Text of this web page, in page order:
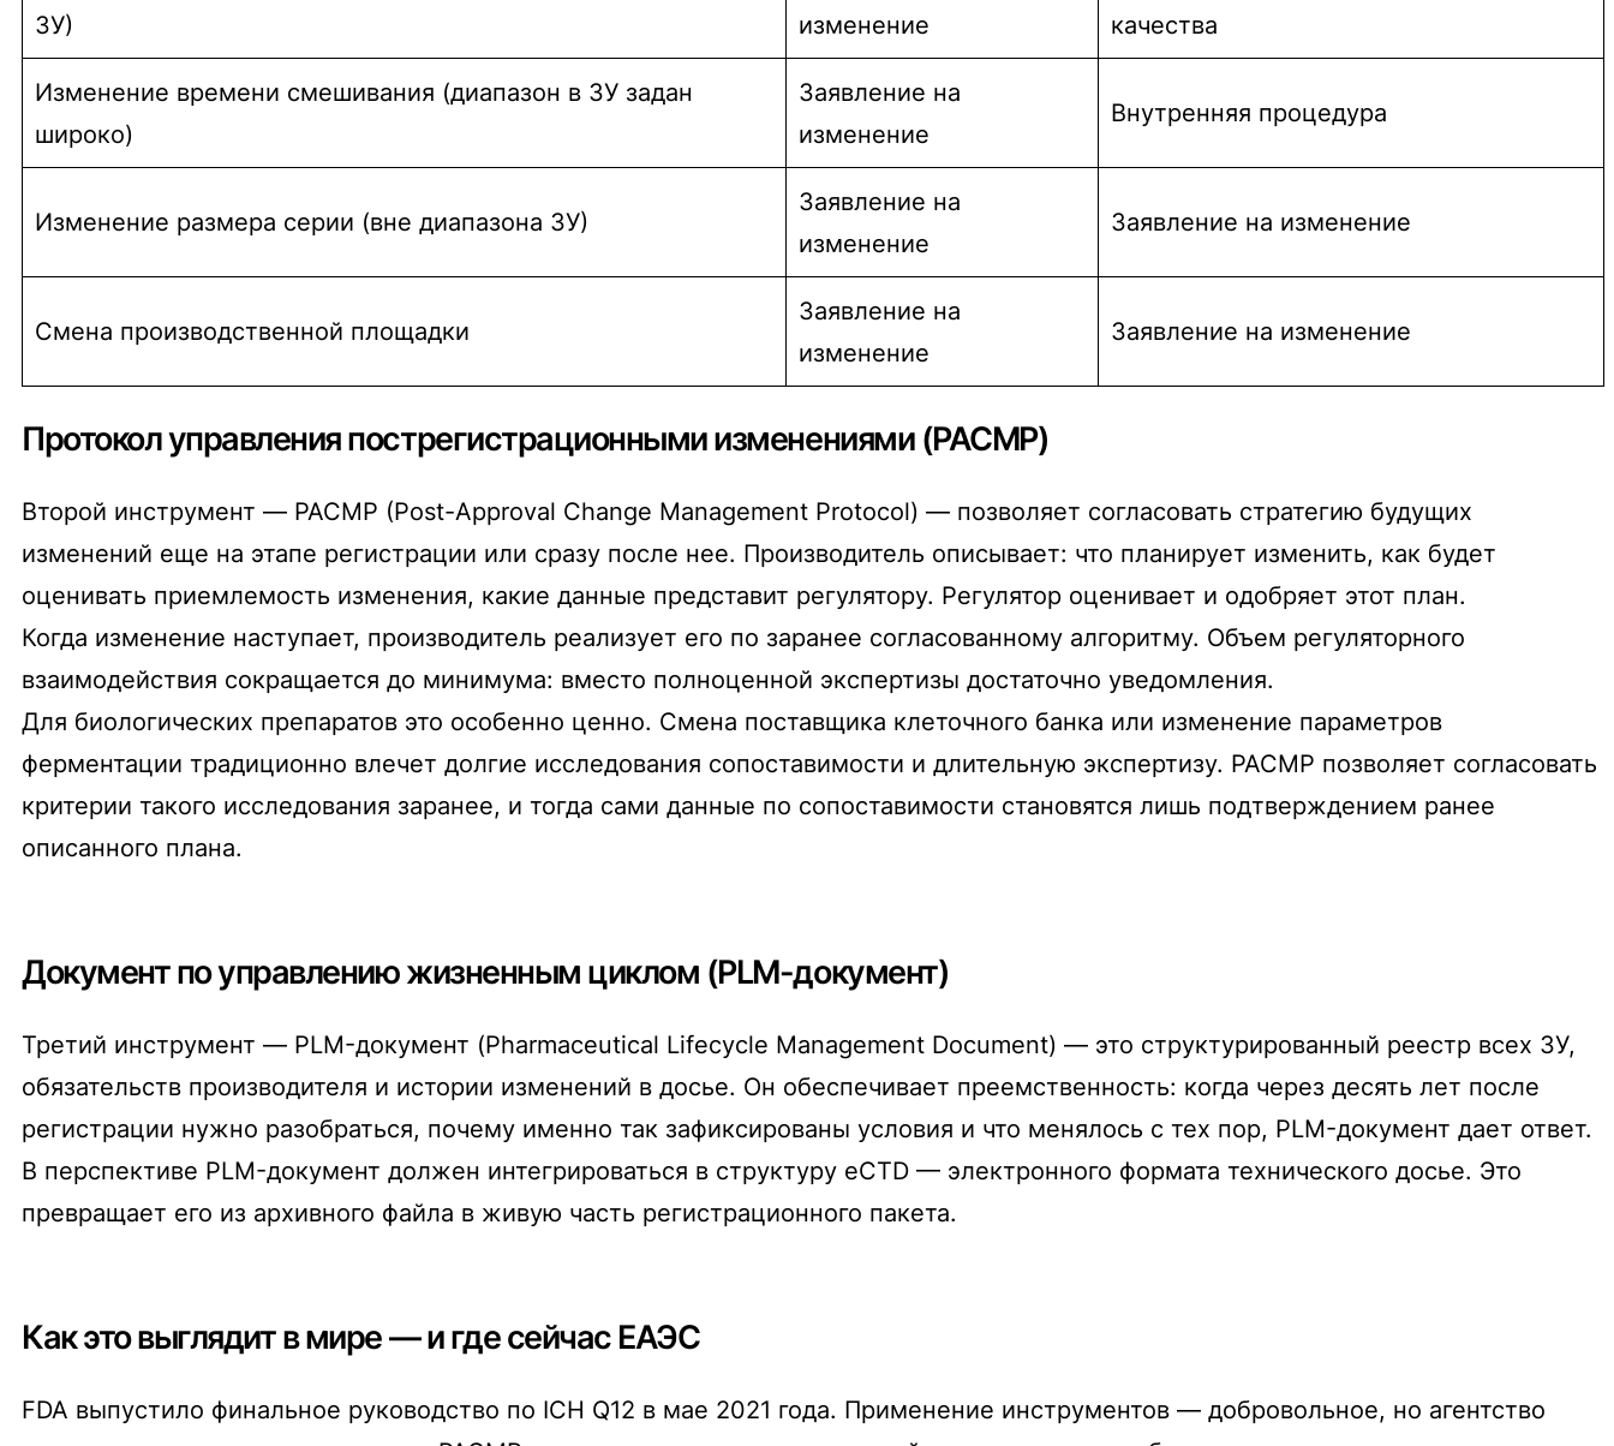
ЗУ)
изменение
качества
Изменение времени смешивания (диапазон в ЗУ задан
широко)
Заявление на
изменение
Внутренняя процедура
Изменение размера серии (вне диапазона ЗУ)
Заявление на
изменение
Заявление на изменение
Смена производственной площадки
Заявление на
изменение
Заявление на изменение
Протокол управления пострегистрационными изменениями (PACMP)
Второй инструмент — PACMP (Post-Approval Change Management Protocol) — позволяет согласовать стратегию будущих
изменений еще на этапе регистрации или сразу после нее. Производитель описывает: что планирует изменить, как будет
оценивать приемлемость изменения, какие данные представит регулятору. Регулятор оценивает и одобряет этот план.
Когда изменение наступает, производитель реализует его по заранее согласованному алгоритму. Объем регуляторного
взаимодействия сокращается до минимума: вместо полноценной экспертизы достаточно уведомления.
Для биологических препаратов это особенно ценно. Смена поставщика клеточного банка или изменение параметров
ферментации традиционно влечет долгие исследования сопоставимости и длительную экспертизу. PACMP позволяет согласовать
критерии такого исследования заранее, и тогда сами данные по сопоставимости становятся лишь подтверждением ранее
описанного плана.
Документ по управлению жизненным циклом (PLM-документ)
Третий инструмент — PLM-документ (Pharmaceutical Lifecycle Management Document) — это структурированный реестр всех ЗУ,
обязательств производителя и истории изменений в досье. Он обеспечивает преемственность: когда через десять лет после
регистрации нужно разобраться, почему именно так зафиксированы условия и что менялось с тех пор, PLM-документ дает ответ.
В перспективе PLM-документ должен интегрироваться в структуру eCTD — электронного формата технического досье. Это
превращает его из архивного файла в живую часть регистрационного пакета.
Как это выглядит в мире — и где сейчас ЕАЭС
FDA выпустило финальное руководство по ICH Q12 в мае 2021 года. Применение инструментов — добровольное, но агентство